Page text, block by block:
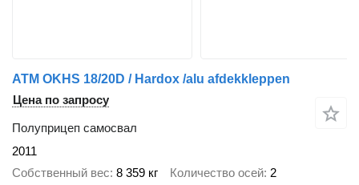
ATM OKHS 18/20D / Hardox /alu afdekkleppen
Цена по запросу
Полуприцеп самосвал
2011
Собственный вес 8 359 кг Количество осей 2